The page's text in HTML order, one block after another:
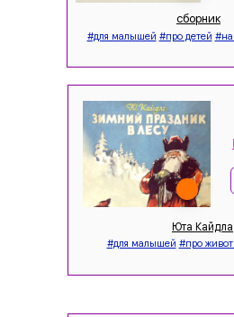
сборник
#для малышей #про детей #на
Юта Кайдла
#для малышей #про